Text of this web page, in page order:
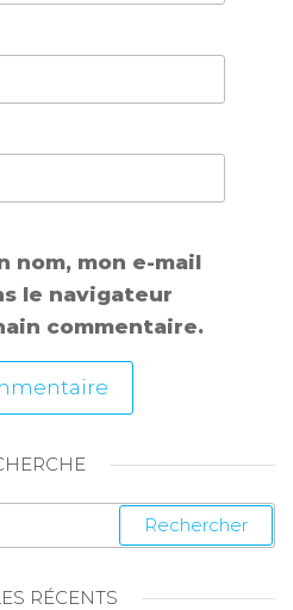
nom, mon e-mail
le navigateur
commentaire.
RÉCENTS